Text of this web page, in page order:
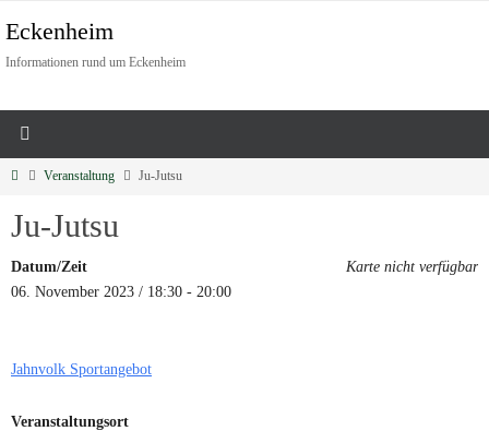
Eckenheim
Informationen rund um Eckenheim
Veranstaltung Ju-Jutsu
Ju-Jutsu
Karte nicht verfügbar
Datum/Zeit
06. November 2023 / 18:30 - 20:00
Jahnvolk Sportangebot
Veranstaltungsort